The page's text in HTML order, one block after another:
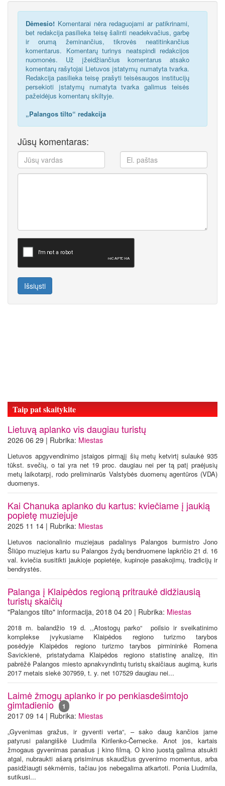
Dėmesio! Komentarai nėra redaguojami ar patikrinami,
bet redakcija pasilieka teisę šalinti neadekvačius, garbę
ir orumą žeminančius, tikrovės neatitinkančius
komentarus. Komentarų turinys neatspindi redakcijos
nuomonės. Už įžeidžiančius komentarus atsako
komentarų rašytojai Lietuvos įstatymų numatyta tvarka.
Redakcija pasilieka teisę prašyti teisėsaugos institucijų
persekioti įstatymų numatyta tvarka galimus teisės
pažeidėjus komentarų skiltyje.
„Palangos tilto“ redakcija
Jūsų komentaras:
Išsiųsti
Taip pat skaitykite
Lietuvą aplanko vis daugiau turistų
2026 06 29 | Rubrika: Miestas
Lietuvos apgyvendinimo įstaigos pirmąjį šių metų ketvirtį sulaukė 935
tūkst. svečių, o tai yra net 19 proc. daugiau nei per tą patį praėjusių
metų laikotarpį, rodo preliminarūs Valstybės duomenų agentūros (VDA)
duomenys.
Kai Chanuka aplanko du kartus: kviečiame į jaukią
popietę muziejuje
2025 11 14 | Rubrika: Miestas
Lietuvos nacionalinio muziejaus padalinys Palangos burmistro Jono
Šliūpo muziejus kartu su Palangos žydų bendruomene lapkričio 21 d. 16
val. kviečia susitikti jaukioje popietėje, kupinoje pasakojimų, tradicijų ir
bendrystės.
Palanga į Klaipėdos regioną pritraukė didžiausią
turistų skaičių
"Palangos tilto" informacija, 2018 04 20 | Rubrika: Miestas
2018 m. balandžio 19 d. ,,Atostogų parko“ poilsio ir sveikatinimo
komplekse įvykusiame Klaipėdos regiono turizmo tarybos
posėdyje Klaipėdos regiono turizmo tarybos pirmininkė Romena
Savickienė, pristatydama Klaipėdos regiono statistinę analizę, itin
pabrėžė Palangos miesto apnakvyndintų turistų skaičiaus augimą, kuris
2017 metais siekė 307959, t. y. net 107529 daugiau nei...
Laimė žmogų aplanko ir po penkiasdešimtojo
gimtadienio 1
2017 09 14 | Rubrika: Miestas
„Gyvenimas gražus, ir gyventi verta“, – sako daug kančios jame
patyrusi palangiškė Liudmila Kirilenko-Černecke. Anot jos, kartais
žmogaus gyvenimas panašus į kino filmą. O kino juostą galima atsukti
atgal, nubraukti ašarą prisiminus skaudžius gyvenimo momentus, arba
pasidžiaugti sėkmėmis, tačiau jos nebegalima atkartoti. Ponia Liudmila,
sutikusi...